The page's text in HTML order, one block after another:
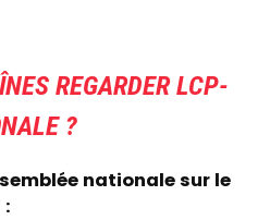
REGARDER LCP-
?
nationale sur le
: